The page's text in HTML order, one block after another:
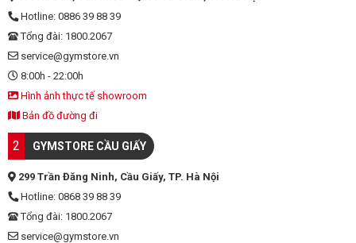
Hotline: 0886 39 88 39
Tổng đài: 1800.2067
service@gymstore.vn
8:00h - 22:00h
Hình ảnh thực tế showroom
Bản đồ đường đi
2 GYMSTORE CẦU GIẤY
299 Trần Đăng Ninh, Cầu Giấy, TP. Hà Nội
Hotline: 0868 39 88 39
Tổng đài: 1800.2067
service@gymstore.vn